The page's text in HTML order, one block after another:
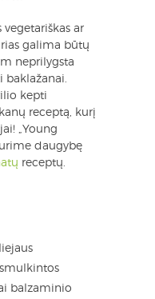
vegetariškas ar
galima būtų
neprilygsta
kepti
receptą, kurį
„Young
daugybę
receptų.
balzaminio